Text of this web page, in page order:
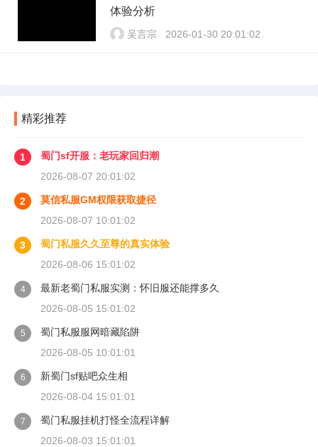
体验分析
吴言宗 2026-01-30 20:01:02
精彩推荐
1
蜀门sf开服：老玩家回归潮
2026-08-07 20:01:02
2
莫信私服GM权限获取捷径
2026-08-07 10:01:02
3
蜀门私服久久至尊的真实体验
2026-08-06 15:01:02
4
最新老蜀门私服实测：怀旧服还能撑多久
2026-08-05 15:01:02
5
蜀门私服服网暗藏陷阱
2026-08-05 10:01:01
6
新蜀门sf贴吧众生相
2026-08-04 15:01:01
7
蜀门私服挂机打怪全流程详解
2026-08-03 15:01:01